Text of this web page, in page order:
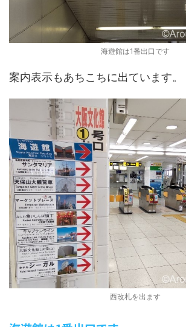
海遊館は1番出口です
案内表示もあちこちに出ています。
西改札を出ます